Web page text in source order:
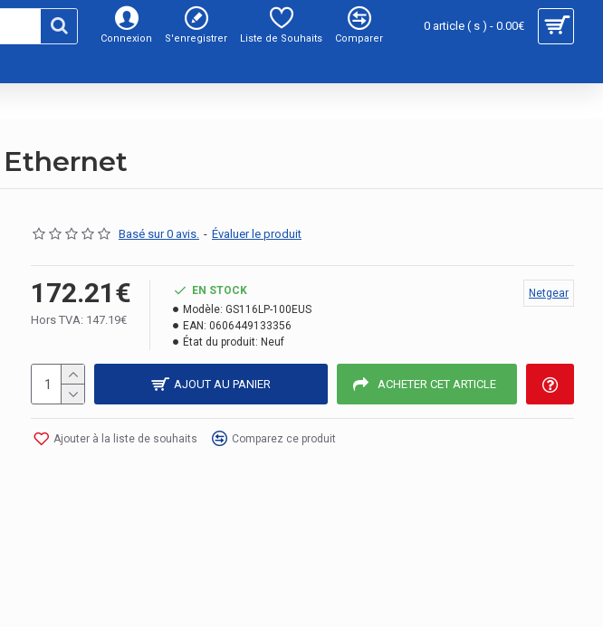
Connexion S'enregistrer Liste de Souhaits Comparer
0 article ( s ) - 0.00€
Ethernet
Basé sur 0 avis. - Évaluer le produit
172.21€
Hors TVA: 147.19€
EN STOCK
Modèle: GS116LP-100EUS
EAN: 0606449133356
État du produit: Neuf
Netgear
AJOUT AU PANIER ACHETER CET ARTICLE
Ajouter à la liste de souhaits Comparez ce produit